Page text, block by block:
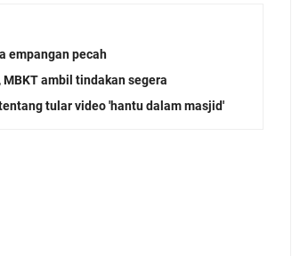
empangan pecah
ambil tindakan segera
tular video 'hantu dalam masjid'